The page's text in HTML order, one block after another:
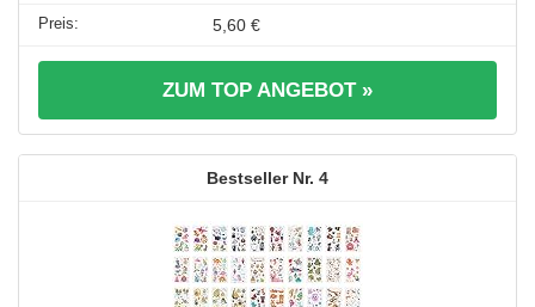
5,60 €
ZUM TOP ANGEBOT »
4